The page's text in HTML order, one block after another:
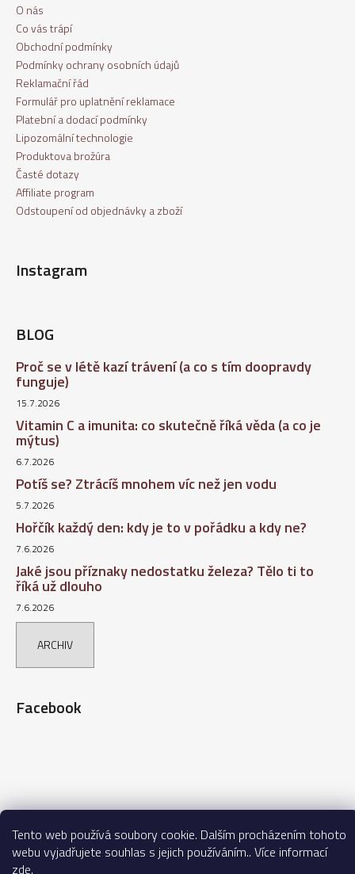
Tento web používá soubory cookie. Dalším procházením tohoto
webu vyjadřujete souhlas s jejich používáním.. Více informací
zde.
O nás
Co vás trápí
Obchodní podmínky
Podmínky ochrany osobních údajů
Reklamační řád
Formulář pro uplatnění reklamace
Platební a dodací podmínky
Lipozomální technologie
Produktova brožúra
Časté dotazy
Affiliate program
Odstoupení od objednávky a zboží
Instagram
BLOG
Proč se v létě kazí trávení (a co s tím doopravdy
funguje)
15.7.2026
Vitamin C a imunita: co skutečně říká věda (a co je
mýtus)
6.7.2026
Potíš se? Ztrácíš mnohem víc než jen vodu
5.7.2026
Hořčík každý den: kdy je to v pořádku a kdy ne?
7.6.2026
Jaké jsou příznaky nedostatku železa? Tělo ti to
říká už dlouho
7.6.2026
ARCHIV
Facebook
Vytvořil Shoptet
Copyright 2026 AVITA – Vaše výživové doplňky . Všechna práva